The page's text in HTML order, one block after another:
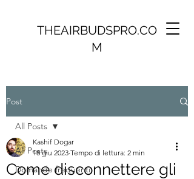
THEAIRBUDSPRO.CO
M
Post
All Posts
Domande frequenti
All Posts
Come disconnettere gli
Kashif Dogar
18 giu 2023 Tempo di lettura: 2 min